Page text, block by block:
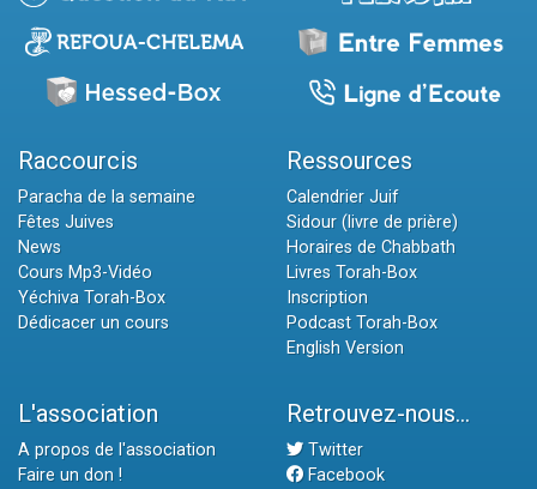
Raccourcis
Paracha de la semaine
Fêtes Juives
News
Cours Mp3-Vidéo
Yéchiva Torah-Box
Dédicacer un cours
Ressources
Calendrier Juif
Sidour (livre de prière)
Horaires de Chabbath
Livres Torah-Box
Inscription
Podcast Torah-Box
English Version
L'association
A propos de l'association
Faire un don !
Retrouvez-nous...
Twitter
Facebook